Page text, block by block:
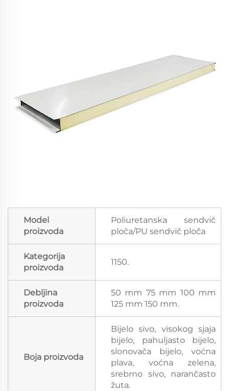
Model
proizvoda
Poliuretanska sendvič
ploča/PU sendvič ploča
Kategorija
proizvoda
1150.
Debljina
proizvoda
50 mm 75 mm 100 mm
125 mm 150 mm.
Boja proizvoda
Bijelo sivo, visokog sjaja
bijelo, pahuljasto bijelo,
slonovača bijelo, voćna
plava, voćna zelena,
srebrno sivo, narančasto
žuta.